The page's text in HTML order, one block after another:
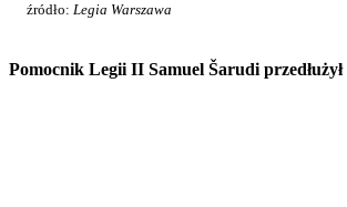
źródło: Legia Warszawa
Pomocnik Legii II Samuel Šarudi